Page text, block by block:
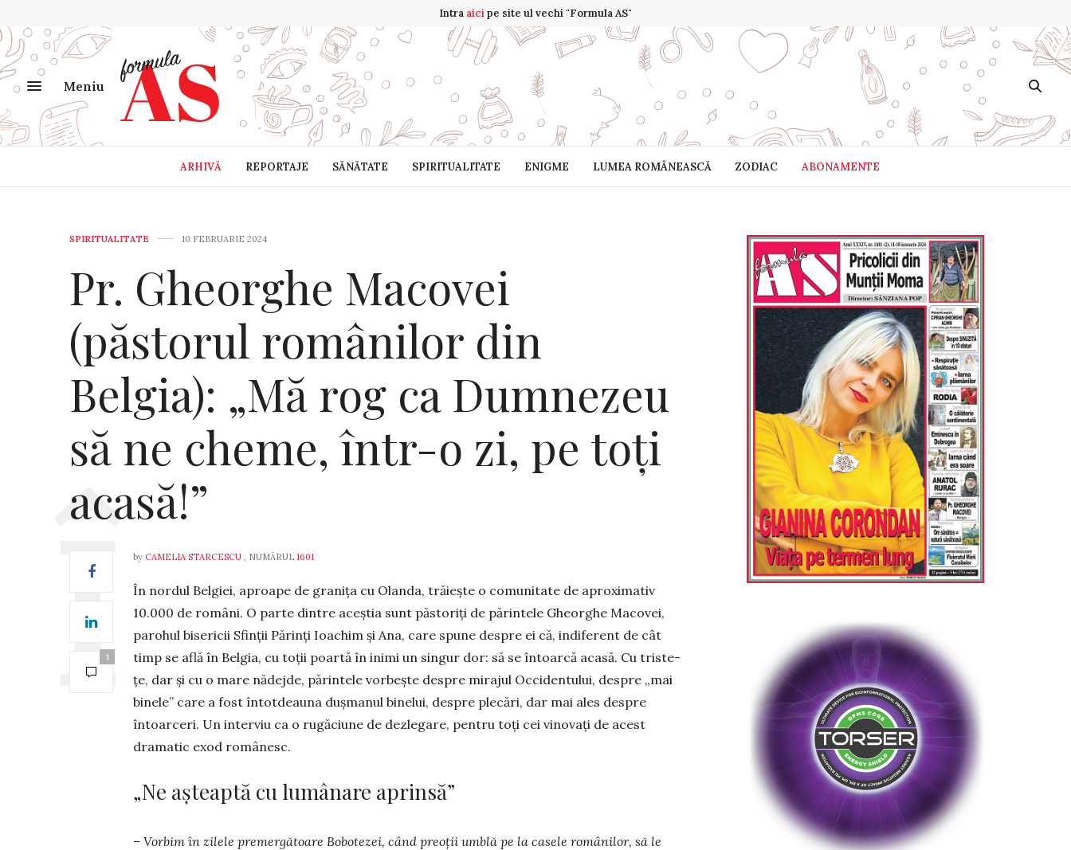
Intra aicipe site ul vechi "Formula AS"
Meniu
ARHIVĂ REPORTAJE SĂNĂTATE SPIRITUALITATE ENIGME LUMEA ROMÂNEASCĂ ZODIAC ABONAMENTE
SPIRITUALITATE 10 FEBRUARIE 2024
Pr. Gheorghe Macovei
(păstorul românilor din
Belgia): „Mă rog ca Dumnezeu
să ne cheme, într-o zi, pe toți
acasă!”
1
by CAMELIA STARCESCU , NUMĂRUL 1601
În nordul Belgiei, aproape de granița cu Olan­da, trăiește o comunitate de aproximativ
10.000 de români. O parte dintre aceștia sunt păstoriți de părintele Gheorghe Macovei,
parohul bisericii Sfinții Părinți Ioa­chim și Ana, care spune des­pre ei că, indiferent de cât
timp se află în Belgia, cu toții poartă în inimi un singur dor: să se întoarcă acasă. Cu tris­te­
țe, dar și cu o mare nădejde, părin­te­le vorbește despre mi­ra­jul Occidentului, despre „mai
binele” care a fost întot­deauna dușmanul bine­lui, des­pre plecări, dar mai ales des­pre
întoarceri. Un interviu ca o rugăciune de dezlegare, pen­tru toți cei vinovați de acest
dramatic exod românesc.
„Ne așteaptă cu lumânare aprinsă”
– Vorbim în zilele premer­gă­toare Bobotezei, când pre­oții umblă pe la casele ro­mâ­nilor, să le